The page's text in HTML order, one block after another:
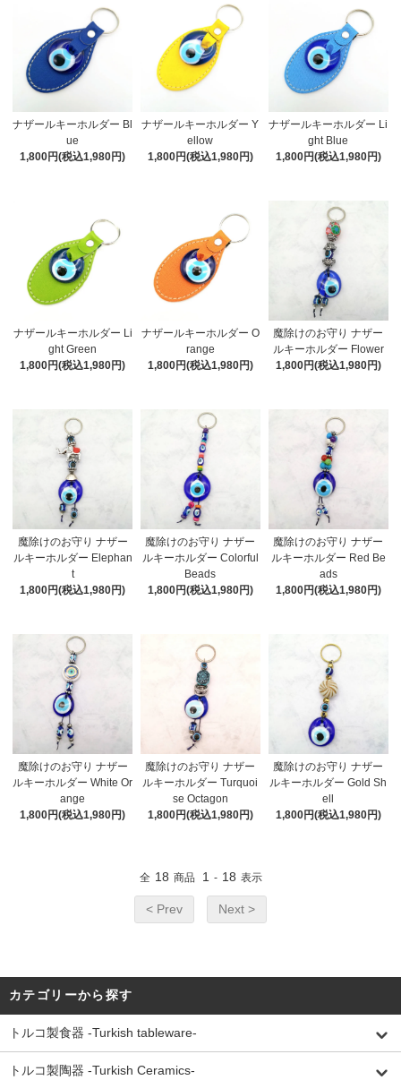
ナザールキーホルダー Bl
ue
1,800円(税込1,980円)
ナザールキーホルダー Y
ellow
1,800円(税込1,980円)
ナザールキーホルダー Li
ght Blue
1,800円(税込1,980円)
ナザールキーホルダー Li
ght Green
1,800円(税込1,980円)
ナザールキーホルダー O
range
1,800円(税込1,980円)
魔除けのお守り ナザー
ルキーホルダー Flower
1,800円(税込1,980円)
魔除けのお守り ナザー
ルキーホルダー Elephan
t
1,800円(税込1,980円)
魔除けのお守り ナザー
ルキーホルダー Colorful
Beads
1,800円(税込1,980円)
魔除けのお守り ナザー
ルキーホルダー Red Be
ads
1,800円(税込1,980円)
魔除けのお守り ナザー
ルキーホルダー White Or
ange
1,800円(税込1,980円)
魔除けのお守り ナザー
ルキーホルダー Turquoi
se Octagon
1,800円(税込1,980円)
魔除けのお守り ナザー
ルキーホルダー Gold Sh
ell
1,800円(税込1,980円)
全 18 商品 1 - 18 表示
< Prev Next >
カテゴリーから探す
トルコ製食器 -Turkish tableware-
トルコ製陶器 -Turkish Ceramics-